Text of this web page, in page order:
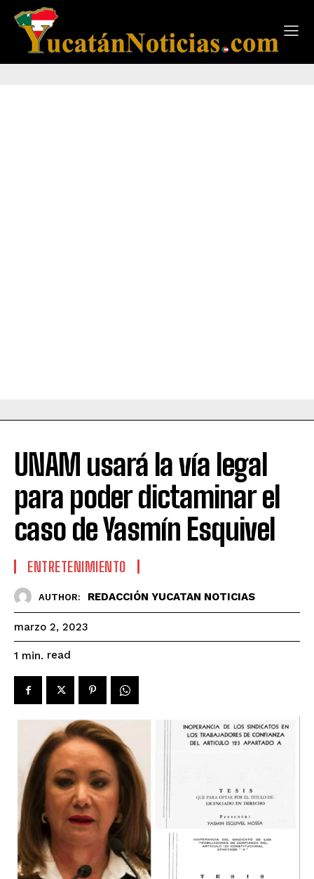
UNAM usará la vía legal
para poder dictaminar el
caso de Yasmín Esquivel
ENTRETENIMIENTO
AUTHOR: REDACCIÓN YUCATAN NOTICIAS
marzo 2, 2023
1 min. read